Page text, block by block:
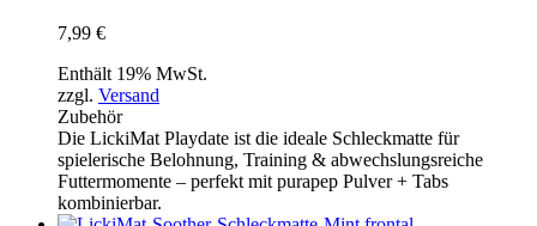
7,99 €
Enthält 19% MwSt.
zzgl. Versand
Zubehör
Die LickiMat Playdate ist die ideale Schleckmatte für
spielerische Belohnung, Training & abwechslungsreiche
Futtermomente – perfekt mit purapep Pulver + Tabs
kombinierbar.